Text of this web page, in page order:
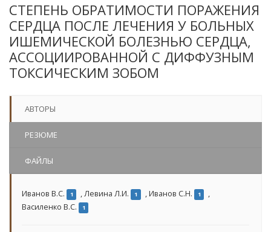
СТЕПЕНЬ ОБРАТИМОСТИ ПОРАЖЕНИЯ
СЕРДЦА ПОСЛЕ ЛЕЧЕНИЯ У БОЛЬНЫХ
ИШЕМИЧЕСКОЙ БОЛЕЗНЬЮ СЕРДЦА,
АССОЦИИРОВАННОЙ С ДИФФУЗНЫМ
ТОКСИЧЕСКИМ ЗОБОМ
АВТОРЫ
РЕЗЮМЕ
ФАЙЛЫ
Иванов В.С. 1 ,Левина Л.И. 1 ,Иванов С.Н. 1
,
Василенко В.С.
1